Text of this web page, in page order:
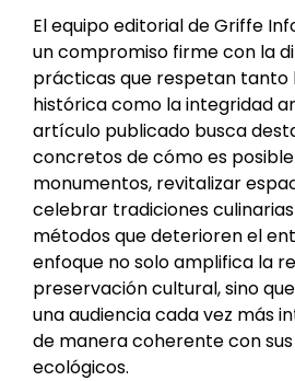
El equipo editorial de Griffe
un compromiso firme con la
prácticas que respetan tanto
histórica como la integridad
artículo publicado busca
concretos de cómo es
monumentos, revitalizar
celebrar tradiciones
métodos que deterioren el
enfoque no solo amplifica la
preservación cultural, sino
una audiencia cada vez más
de manera coherente con
ecológicos.